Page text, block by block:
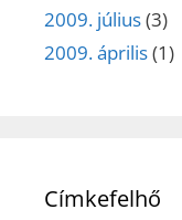
2009. július(3)
2009. április(1)
Címkefelhő